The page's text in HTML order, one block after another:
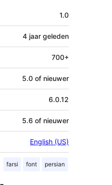
1.0
4 jaar geleden
700+
5.0 of nieuwer
6.0.12
5.6 of nieuwer
English (US)
farsi font persian